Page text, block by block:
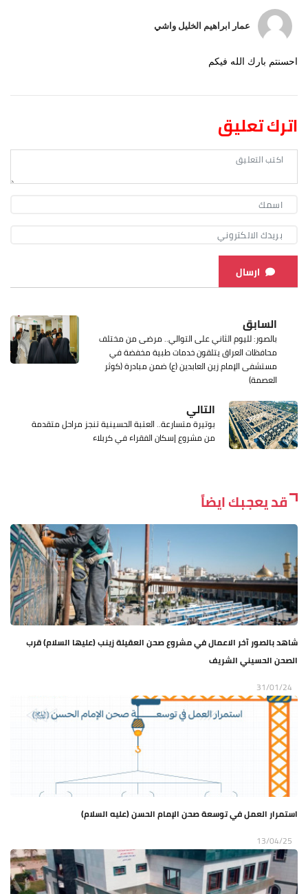
عمار ابراهيم الخليل واشي
احسنتم بارك الله فيكم
اترك تعليق
ارسال
السابق
بالصور: لليوم الثاني على التوالي.. مرضى من مختلف
محافظات العراق يتلقون خدمات طبية مخفضة في
مستشفى الإمام زين العابدين (ع) ضمن مبادرة (كوثر
العصمة)
التالي
بوتيرة متسارعة.. العتبة الحسينية تنجز مراحل متقدمة
من مشروع إسكان الفقراء في كربلاء
قد يعجبك ايضاً
شاهد بالصور آخر الاعمال في مشروع صحن العقيلة زينب (عليها السلام) قرب
الصحن الحسيني الشريف
31/01/24
استمرار العمل في توسعة صحن الإمام الحسن (عليه السلام)
13/04/25